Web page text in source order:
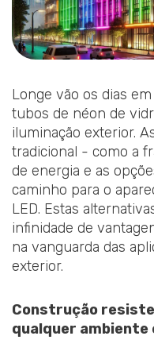
Longe vão os dias
tubos de néon de
iluminação exterior.
tradicional - como a
de energia e as
caminho para o
LED. Estas
infinidade de
na vanguarda das
exterior.
Construção
qualquer